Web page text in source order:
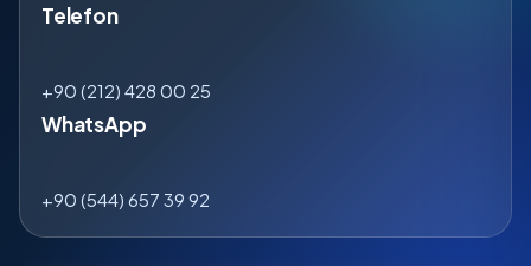
Telefon
+90 (212) 428 00 25
WhatsApp
+90 (544) 657 39 92